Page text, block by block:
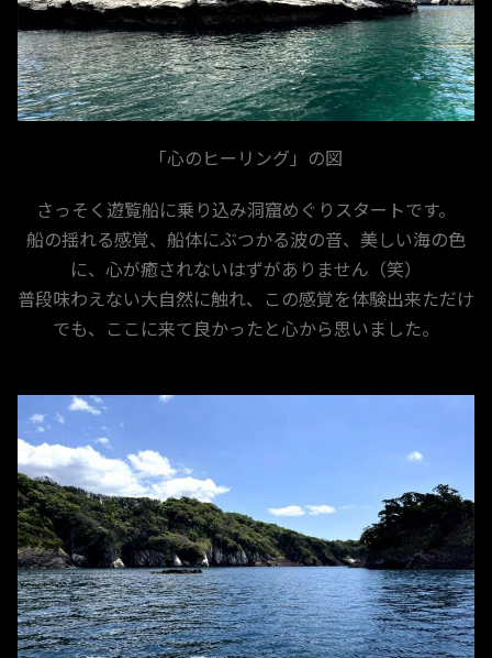
「心のヒーリング」の図
さっそく遊覧船に乗り込み洞窟めぐりスタートです。
船の揺れる感覚、船体にぶつかる波の音、美しい海の色
に、心が癒されないはずがありません（笑）
普段味わえない大自然に触れ、この感覚を体験出来ただけ
でも、ここに来て良かったと心から思いました。